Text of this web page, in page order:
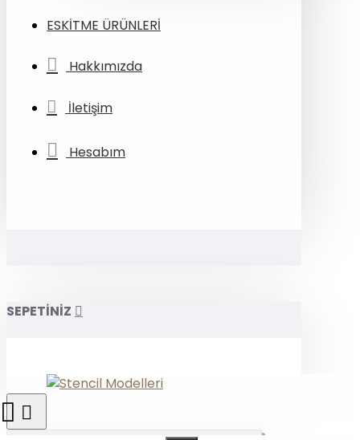
ESKİTME ÜRÜNLERİ
Hakkımızda
İletişim
Hesabım
SEPETİNİZ